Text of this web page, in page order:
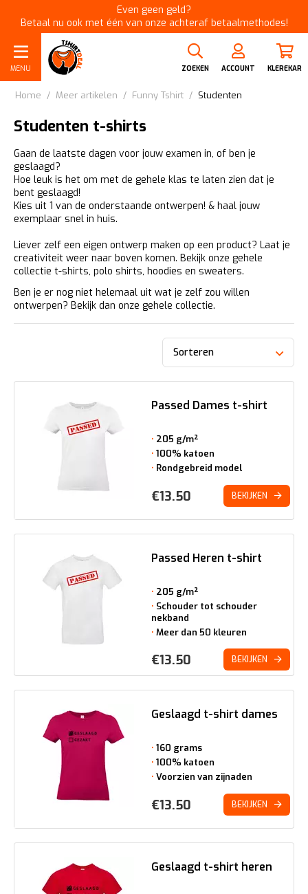
Even geen geld?
Betaal nu ook met één van onze achteraf betaalmethodes!
MENU ZOEKEN ACCOUNT KLEREKAR
Home / Meer artikelen / Funny Tshirt / Studenten
Studenten t-shirts
Gaan de laatste dagen voor jouw examen in, of ben je
geslaagd?
Hoe leuk is het om met de gehele klas te laten zien dat je
bent geslaagd!
Kies uit 1 van de onderstaande ontwerpen! & haal jouw
exemplaar snel in huis.
Liever zelf een eigen ontwerp maken op een product? Laat je
creativiteit weer naar boven komen. Bekijk onze gehele
collectie t-shirts, polo shirts, hoodies en sweaters.
Ben je er nog niet helemaal uit wat je zelf zou willen
ontwerpen? Bekijk dan onze gehele collectie.
Sorteren
Passed Dames t-shirt
205 g/m²
100% katoen
Rondgebreid model
€13.50 BEKIJKEN
Passed Heren t-shirt
205 g/m²
Schouder tot schouder
nekband
Meer dan 50 kleuren
€13.50 BEKIJKEN
Geslaagd t-shirt dames
160 grams
100% katoen
Voorzien van zijnaden
€13.50 BEKIJKEN
Geslaagd t-shirt heren